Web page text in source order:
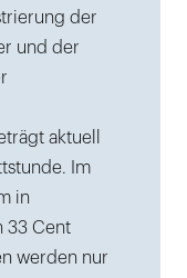
der
und der
aktuell
Im
in
33 Cent
werden nur